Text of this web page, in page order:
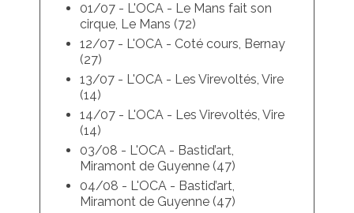
01/07 - L'OCA - Le Mans fait son
cirque, Le Mans (72)
12/07 - L'OCA - Coté cours, Bernay
(27)
13/07 - L'OCA - Les Virevoltés, Vire
(14)
14/07 - L'OCA - Les Virevoltés, Vire
(14)
03/08 - L'OCA - Bastid’art,
Miramont de Guyenne (47)
04/08 - L'OCA - Bastid’art,
Miramont de Guyenne (47)